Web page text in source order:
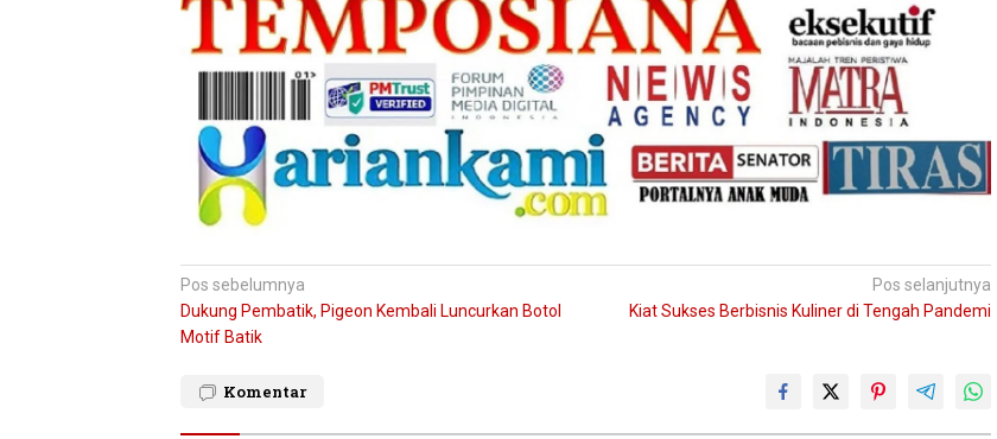
Navigasi
pos
Pos sebelumnya
Dukung Pembatik, Pigeon Kembali Luncurkan Botol
Motif Batik
Pos selanjutnya
Kiat Sukses Berbisnis Kuliner di Tengah Pandemi
Komentar